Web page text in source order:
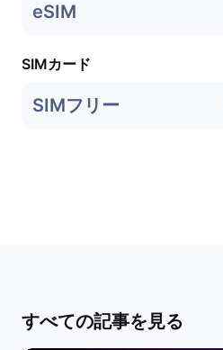
eSIM
SIMカード
SIMフリー
すべての記事を見る